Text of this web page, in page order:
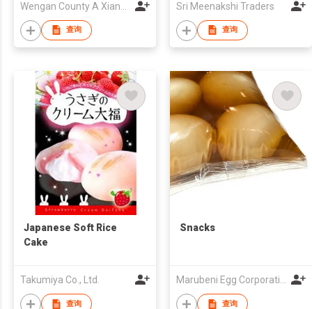
查询
Sri Meenakshi Traders
查询
Japanese Soft Rice
Cake
Takumiya Co., Ltd.
查询
Snacks
查询